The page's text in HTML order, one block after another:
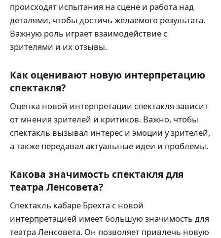
происходят испытания на сцене и работа над
деталями, чтобы достичь желаемого результата.
Важную роль играет взаимодействие с
зрителями и их отзывы.
Как оценивают новую интерпретацию
спектакля?
Оценка новой интерпретации спектакля зависит
от мнения зрителей и критиков. Важно, чтобы
спектакль вызывал интерес и эмоции у зрителей,
а также передавал актуальные идеи и проблемы.
Какова значимость спектакля для
театра Ленсовета?
Спектакль кабаре Брехта с новой
интерпретацией имеет большую значимость для
театра Ленсовета. Он позволяет привлечь новую